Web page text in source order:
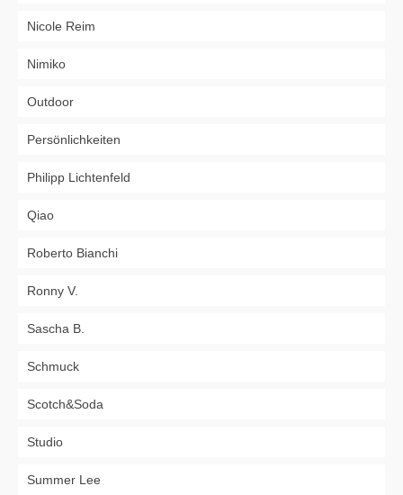
Nicole Reim
Nimiko
Outdoor
Persönlichkeiten
Philipp Lichtenfeld
Qiao
Roberto Bianchi
Ronny V.
Sascha B.
Schmuck
Scotch&Soda
Studio
Summer Lee